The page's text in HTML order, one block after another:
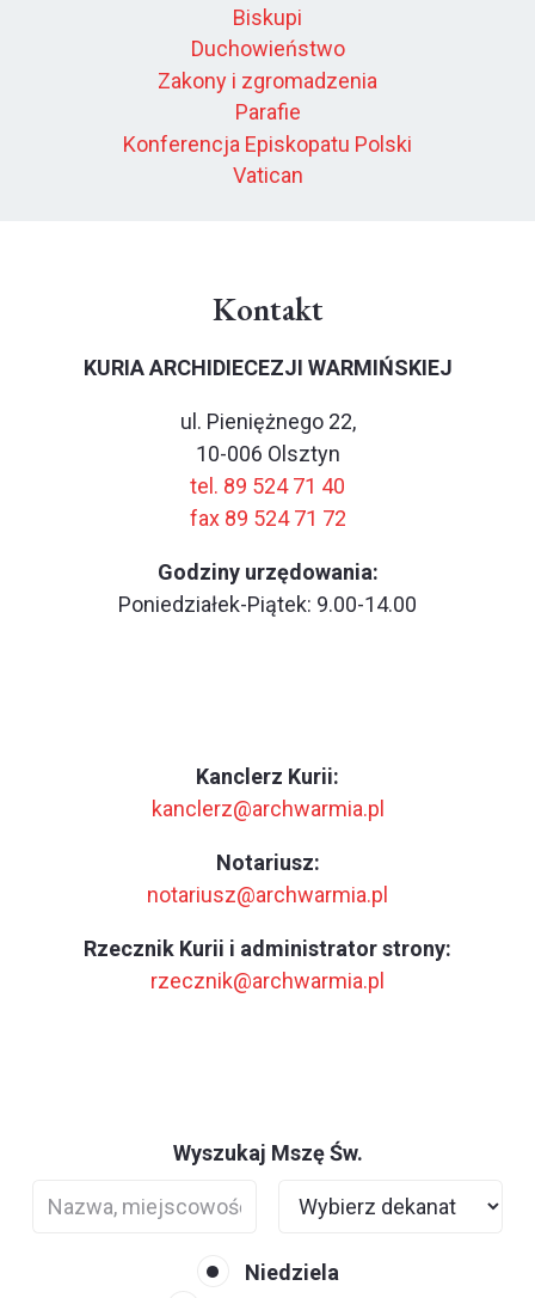
Biskupi
Duchowieństwo
Zakony i zgromadzenia
Parafie
Konferencja Episkopatu Polski
Vatican
Kontakt
KURIA ARCHIDIECEZJI WARMIŃSKIEJ
ul. Pieniężnego 22,
10-006 Olsztyn
tel. 89 524 71 40
fax 89 524 71 72
Godziny urzędowania:
Poniedziałek-Piątek: 9.00-14.00
Kanclerz Kurii:
kanclerz@archwarmia.pl
Notariusz:
notariusz@archwarmia.pl
Rzecznik Kurii i administrator strony:
rzecznik@archwarmia.pl
Wyszukaj Mszę Św.
Niedziela